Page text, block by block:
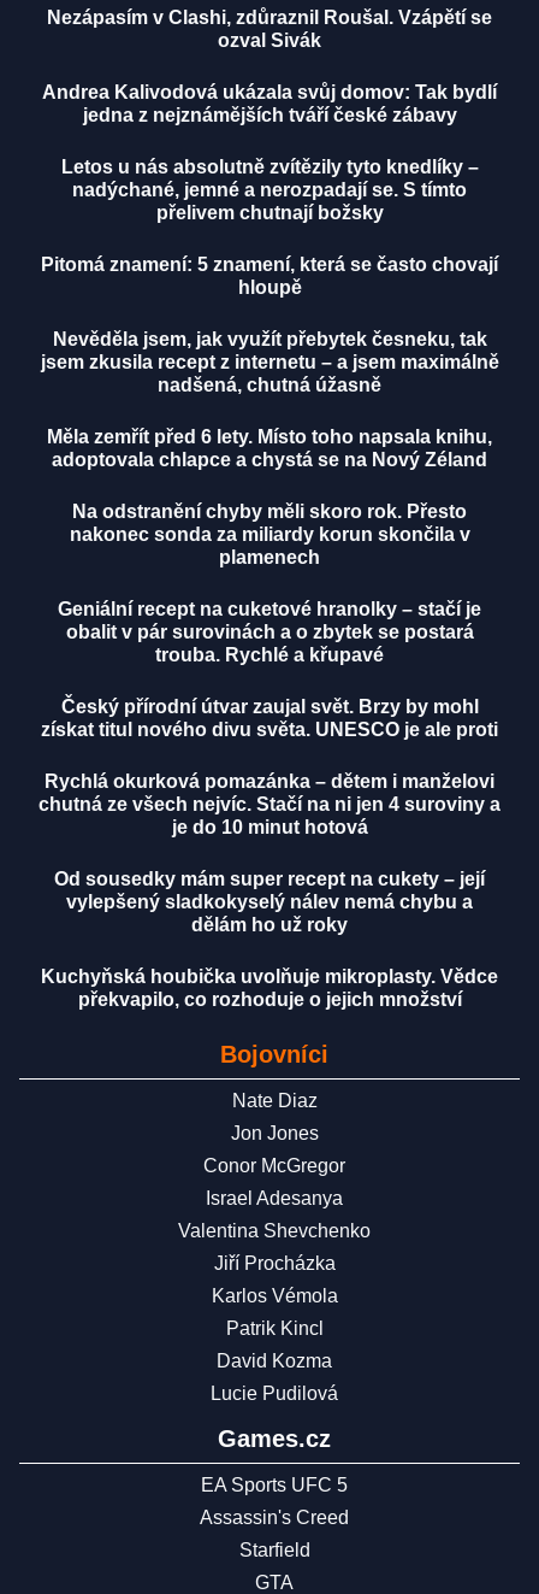
Nezápasím v Clashi, zdůraznil Roušal. Vzápětí se
ozval Sivák
Andrea Kalivodová ukázala svůj domov: Tak bydlí
jedna z nejznámějších tváří české zábavy
Letos u nás absolutně zvítězily tyto knedlíky –
nadýchané, jemné a nerozpadají se. S tímto
přelivem chutnají božsky
Pitomá znamení: 5 znamení, která se často chovají
hloupě
Nevěděla jsem, jak využít přebytek česneku, tak
jsem zkusila recept z internetu – a jsem maximálně
nadšená, chutná úžasně
Měla zemřít před 6 lety. Místo toho napsala knihu,
adoptovala chlapce a chystá se na Nový Zéland
Na odstranění chyby měli skoro rok. Přesto
nakonec sonda za miliardy korun skončila v
plamenech
Geniální recept na cuketové hranolky – stačí je
obalit v pár surovinách a o zbytek se postará
trouba. Rychlé a křupavé
Český přírodní útvar zaujal svět. Brzy by mohl
získat titul nového divu světa. UNESCO je ale proti
Rychlá okurková pomazánka – dětem i manželovi
chutná ze všech nejvíc. Stačí na ni jen 4 suroviny a
je do 10 minut hotová
Od sousedky mám super recept na cukety – její
vylepšený sladkokyselý nálev nemá chybu a
dělám ho už roky
Kuchyňská houbička uvolňuje mikroplasty. Vědce
překvapilo, co rozhoduje o jejich množství
Bojovníci
Nate Diaz
Jon Jones
Conor McGregor
Israel Adesanya
Valentina Shevchenko
Jiří Procházka
Karlos Vémola
Patrik Kincl
David Kozma
Lucie Pudilová
Games.cz
EA Sports UFC 5
Assassin's Creed
Starfield
GTA